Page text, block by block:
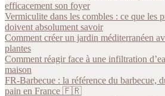
efficacement son foyer
Vermiculite dans les combles : ce que les
doivent absolument savoir
Comment créer un jardin méditerranéen
plantes
Comment réagir face à une infiltration
maison
FR-Barbecue : la référence du barbecue,
pain en France 🇫🇷